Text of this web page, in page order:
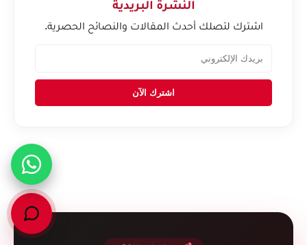
النشرة البريدية
اشترك لتصلك أحدث المقالات والنصائح الحصرية.
اشترك الآن